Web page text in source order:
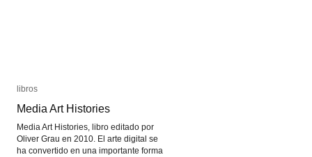
libros
Media Art Histories
Media Art Histories, libro editado por
Oliver Grau en 2010. El arte digital se
ha convertido en una importante forma
libros
Media Art Histories